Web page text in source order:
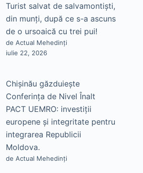
Turist salvat de salvamontiști,
din munți, după ce s-a ascuns
de o ursoaică cu trei pui!
de Actual Mehedinți
iulie 22, 2026
Chișinău găzduiește
Conferința de Nivel Înalt
PACT UEMRO: investiții
europene și integritate pentru
integrarea Republicii
Moldova.
de Actual Mehedinți